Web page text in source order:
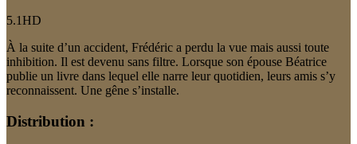
5.1HD
À la suite d’un accident, Frédéric a perdu la vue mais aussi toute
inhibition. Il est devenu sans filtre. Lorsque son épouse Béatrice
publie un livre dans lequel elle narre leur quotidien, leurs amis s’y
reconnaissent. Une gêne s’installe.
Distribution :